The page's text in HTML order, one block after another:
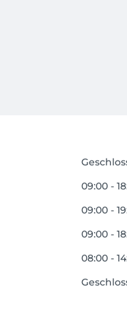
09:00 -
09:00 -
09:00 -
08:00 -